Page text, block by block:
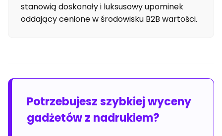
stanowią doskonały i luksusowy upominek
oddający cenione w środowisku B2B wartości.
Potrzebujesz szybkiej wyceny
gadżetów z nadrukiem?